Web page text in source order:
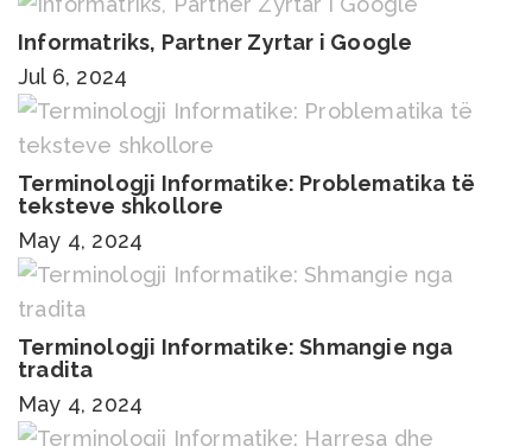
Informatriks, Partner Zyrtar i Google
Jul 6, 2024
Terminologji Informatike: Problematika të
teksteve shkollore
May 4, 2024
Terminologji Informatike: Shmangie nga
tradita
May 4, 2024